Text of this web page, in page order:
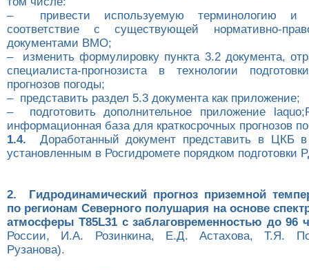
– привести используемую терминологию и
соответствие с существующей нормативно-
документами ВМО;
– изменить формулировку пункта 3.2 документа,
специалиста-прогнозиста в технологии
прогнозов погоды;
– представить раздел 5.3 документа как приложение;
– подготовить дополнительное приложение
информационная база для краткосрочных прогнозов
1.4. Доработанный документ представить в ЦКБ в
установленным в Росгидромете порядком подготовки
2. Гидродинамический прогноз приземной
по регионам Северного полушария на основе
атмосферы T85L31 с заблаговременностью до 96 ч
России, И.А. Розинкина, Е.Д. Астахова, Т.Я.
Рузанова).